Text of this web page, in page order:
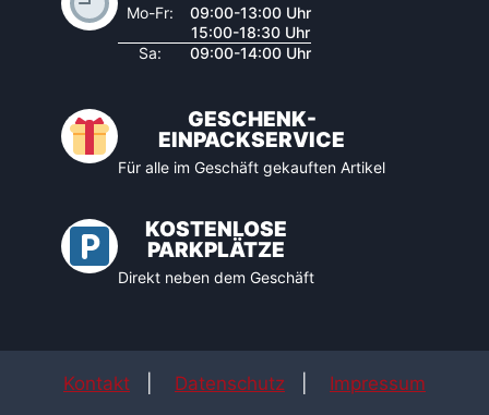
Mo-Fr:
09:00-13:00 Uhr
15:00-18:30 Uhr
Sa:
09:00-14:00 Uhr
GESCHENK-
EINPACKSERVICE
Für alle im Geschäft gekauften Artikel
KOSTENLOSE
PARKPLÄTZE
Direkt neben dem Geschäft
Kontakt Datenschutz Impressum